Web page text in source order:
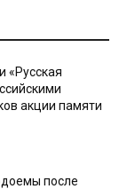
«Русская
акции памяти
после